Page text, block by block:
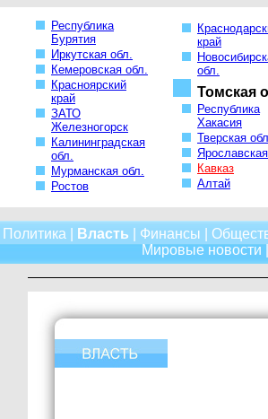
Республика
Бурятия
Иркутская обл.
Кемеровская обл.
Красноярский
край
ЗАТО
Железногорск
Калининградская
обл.
Мурманская обл.
Ростов
край
обл.
Томская
Республика
Хакасия
Тверская
Кавказ
Алтай
Политика Власть Финансы
Мировые новости